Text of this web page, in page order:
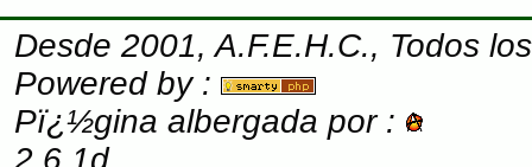
Desde 2001, A.F.E.H.C., Todos
Powered by :
Pï¿½gina albergada por :
2.6.1d